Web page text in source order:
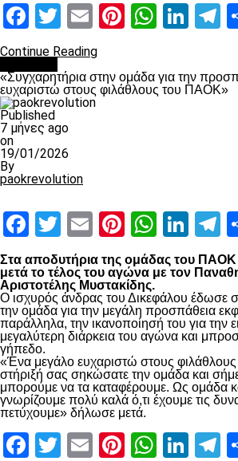
Facebook
Twitter
EmailPinterest
Continue Reading
«Συγχαρητήρια στην ομάδα για την
ευχαριστώ στους φιλάθλους του ΠΑΟΚ»
Published
7 μήνες ago
on
19/01/2026
By
paokrevolution
Facebook
Twitter
EmailPinterest
Στα αποδυτήρια της ομάδας του
μετά το τέλος του αγώνα με τον
Αριστοτέλης Μυστακίδης.
Ο ισχυρός άνδρας του Δικεφάλου έδωσε
την ομάδα για την μεγάλη προσπάθεια
παράλληλα, την ικανοποίησή του για την
μεγαλύτερη διάρκεια του αγώνα και
γήπεδο.
«Ένα μεγάλο ευχαριστώ στους
στήριξή σας σηκώσατε την ομάδα και
μπορούμε να τα καταφέρουμε. Ως ομάδα
γνωρίζουμε πολύ καλά ό,τι έχουμε τις
πετύχουμε» δήλωσε μετά.
Facebook
Twitter
EmailPinterest